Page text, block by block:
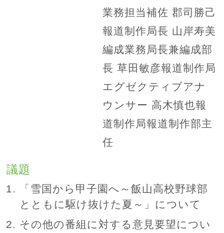
業務担当補佐 郡司勝己
報道制作局長 山岸寿美
編成業務局長兼編成部
長 草田敏彦報道制作局
エグゼクティブアナ
ウンサー 高木慎也報
道制作局報道制作部主
任
議題
「雪国から甲子園へ～飯山高校野球部
とともに駆け抜けた夏～」について
その他の番組に対する意見要望につい